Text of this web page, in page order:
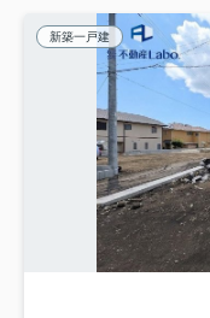
新築一戸建